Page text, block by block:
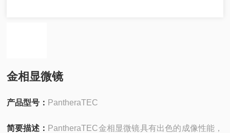
金相显微镜
产品型号： PantheraTEC
简要描述： PantheraTEC金相显微镜具有出色的成像性能，